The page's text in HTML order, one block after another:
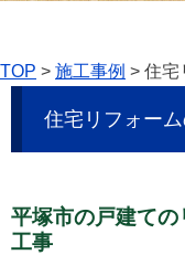
TOP > 施工事例 > 住宅
住宅リフォー
平塚市の戸建て
工事